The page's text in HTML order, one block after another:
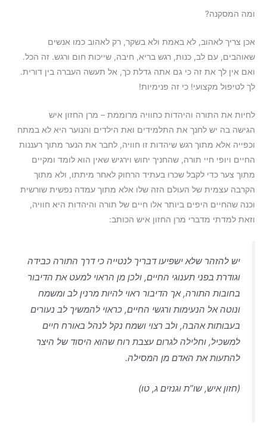
ומה המסקנה?
אכן צריך לאהוב, לא באמת ולא בשקר, רק לאהוב כמו אנשים
שאוהבים, עם לב, כנות, רגש בריא, חיבה, שייכות חום ורגש. זה הכל.
ואם אין לך את זה כי גם אתה גדלת כך, אל תעשה העברה בין דורית.
לך לטיפול מקצועי! כי זה פנימיות!
לחיות את התורה והיהדות כחוויה מרוממת – מרן החזון איש
הגישה בה יש לחנך את התלמידים ואת הילדים והנוער היא לא במתח
וכפייה אלא מתוך רגש שיהדות זו חוויה, לחבר את הנער מתוך רעננות
החיים ויופי חיי תורה, שהחניך יחוש וירגיש שאין הוא לומד ומקיים
מתוך צער כדי לקבל שכרו בעתיד הרחוק לאחר מיתתו, ולא מתוך
הקרבה עצמית של העולם הזה שלו אלא מתוך עמדה נפשית שורשית
וכנה שהחיים היפים ביותר אלו חיים של תורה והיהדות היא חוויה,
וזאת למדתי מדברי מרן החזון איש הכותב:
יש להזהר שלא ישפיעו דבריך לנטייה כי דרך התורה כבידה
וגודרת בפני תענוגי החיים, ולכן מן הראוי למעט את הדיבור
בחובות התורה, אך הדיבור ראוי להיות מרנין לב ומשמח
ונוטה אל הנעימות ורגשי החיים, כראוי להמשיך לב נעורים
בעבותות אהבה, ולב רצוי ושמח נקל לנהל באורח חיים
למשכיל, וחלילה לגרום עצבת רוח שהוא היסוד של היצר
להתעות את האדם מן המסילה.
(חזון איש, שו”ת וגנזים ג, טו)